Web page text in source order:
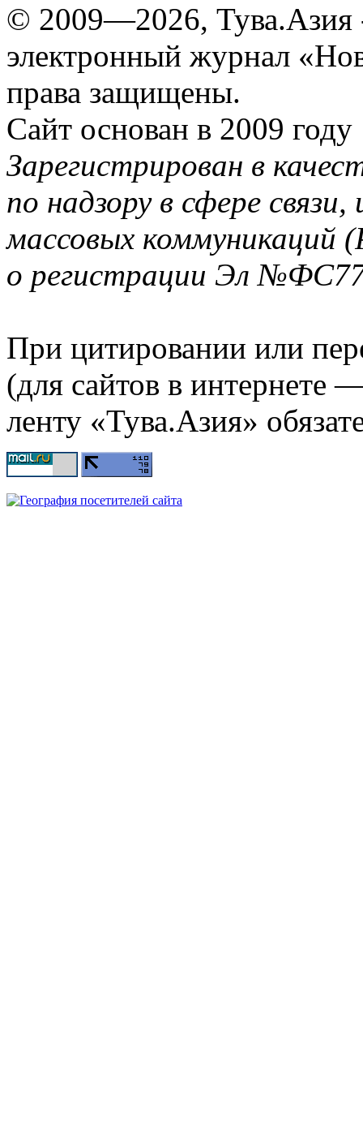
© 2009—2026, Тува.Азия
электронный журнал
права защищены.
Сайт основан в 2009 году
Зарегистрирован в
по надзору в сфере
массовых коммуникаций
о регистрации Эл
При цитировании или
(для сайтов в интернете
ленту «Тува.Азия»